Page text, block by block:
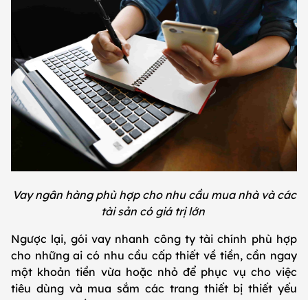
Vay ngân hàng phù hợp cho nhu cầu mua nhà và các
tài sản có giá trị lớn
Ngược lại, gói vay nhanh công ty tài chính phù hợp
cho những ai có nhu cầu cấp thiết về tiền, cần ngay
một khoản tiền vừa hoặc nhỏ để phục vụ cho việc
tiêu dùng và mua sắm các trang thiết bị thiết yếu